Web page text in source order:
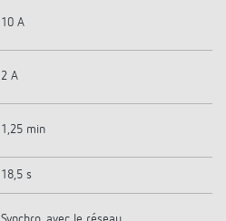
10 A
2 A
1,25 min
18,5 s